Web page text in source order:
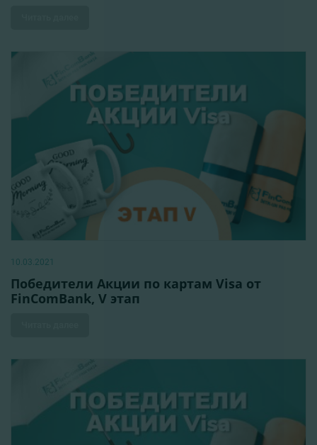
10.03.2021
Победители Акции по картам Visa от
FinComBank, V этап